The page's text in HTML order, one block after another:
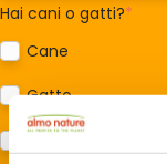
Hai cani o gatti?*
Cane
Gatto